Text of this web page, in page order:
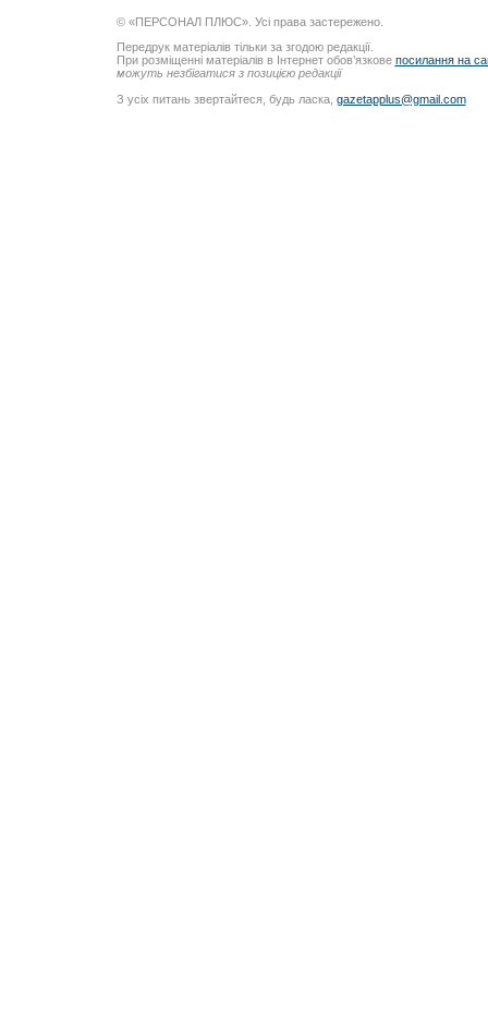
© «ПЕРСОНАЛ ПЛЮС». Усі права застережено.
Передрук матеріалів тільки за згодою редакції.
При розміщенні матеріалів в Інтернет обов’язкове посилання на
можуть незбігатися з позицією редакції
З усіх питань звертайтеся, будь ласка, gazetapplus@gmail.com